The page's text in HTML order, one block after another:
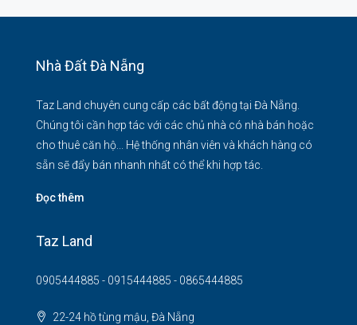
Nhà Đất Đà Nẵng
Taz Land chuyên cung cấp các bất động tại Đà Nẵng.
Chúng tôi cần hợp tác với các chủ nhà có nhà bán hoặc
cho thuê căn hộ... Hệ thống nhân viên và khách hàng có
sẵn sẽ đẩy bán nhanh nhất có thể khi hợp tác.
Đọc thêm
Taz Land
0905444885 - 0915444885 - 0865444885
22-24 hồ tùng mậu, Đà Nẵng